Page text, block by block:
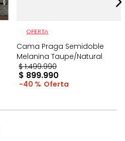
OFERTA
Cama Praga Semidoble
Melanina Taupe/Natural
$ 1.499.990
$ 899.990
40 %